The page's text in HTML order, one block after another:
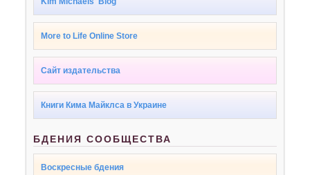
More to Life Online Store
Сайт издательства
Книги Кима Майклса в Украине
БДЕНИЯ СООБЩЕСТВА
Воскресные бдения